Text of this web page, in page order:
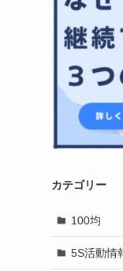
カテゴリー
100均
5S活動情